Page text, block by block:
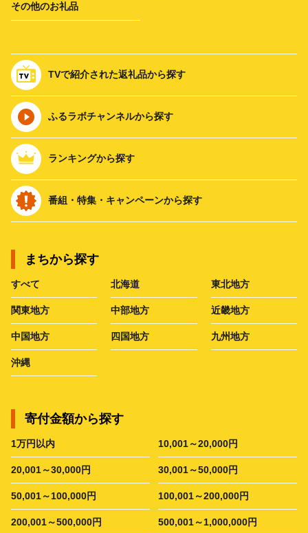
その他のお礼品
TVで紹介された返礼品から探す
ふるラボチャンネルから探す
ランキングから探す
番組・特集・キャンペーンから探す
まちから探す
すべて 北海道 東北地方
関東地方 中部地方 近畿地方
中国地方 四国地方 九州地方
沖縄
寄付金額から探す
1万円以内 10,001～20,000円
20,001～30,000円 30,001～50,000円
50,001～100,000円 100,001～200,000円
200,001～500,000円 500,001～1,000,000円